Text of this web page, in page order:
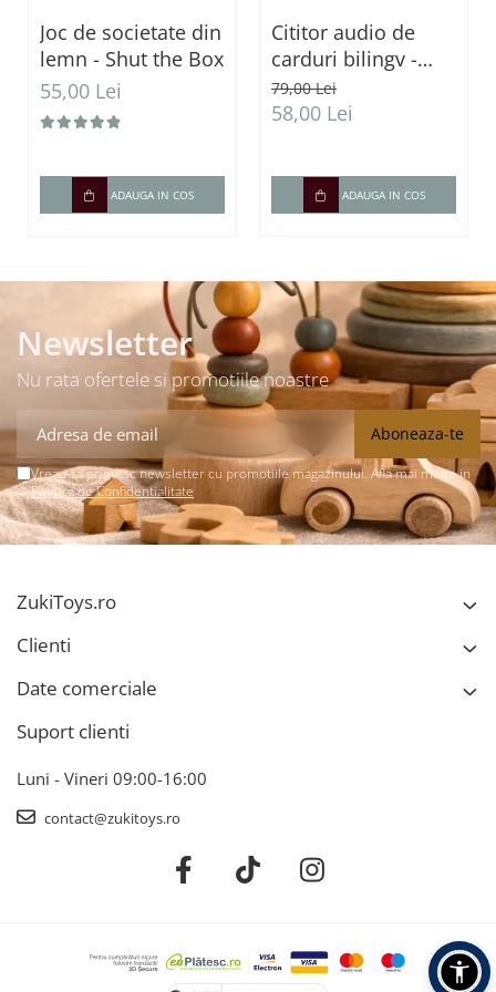
Joc de societate din
lemn - Shut the Box
55,00 Lei
ADAUGA IN COS
Cititor audio de
carduri bilingv -
Română & Engleză
Albastru (224
79,00 Lei
58,00 Lei
ADAUGA IN COS
Newsletter
Nu rata ofertele si promotiile noastre
Vreau sa primesc newsletter cu promotiile magazinului. Afla mai multe in
Politica de Confidentialitate
ZukiToys.ro
Clienti
Date comerciale
Suport clienti
Luni - Vineri 09:00-16:00
contact@zukitoys.ro